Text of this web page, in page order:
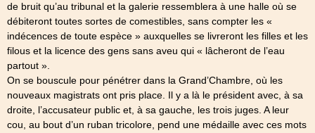
de bruit qu’au tribunal et la galerie ressemblera à une halle où se
débiteront toutes sortes de comestibles, sans compter les «
indécences de toute espèce » auxquelles se livreront les filles et les
filous et la licence des gens sans aveu qui « lâcheront de l’eau
partout ».
On se bouscule pour pénétrer dans la Grand’Chambre, où les
nouveaux magistrats ont pris place. Il y a là le président avec, à sa
droite, l’accusateur public et, à sa gauche, les trois juges. A leur
cou, au bout d’un ruban tricolore, pend une médaille avec ces mots